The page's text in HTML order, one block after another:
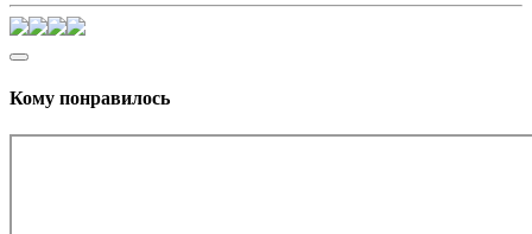
Кому понравилось